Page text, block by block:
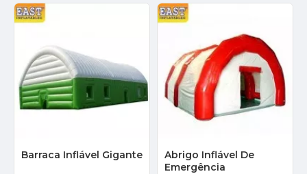
Barraca Inflável Gigante
Abrigo Inflável De
Emergência